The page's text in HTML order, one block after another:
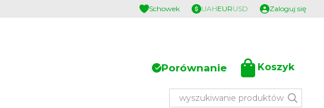
Schowek UAHEURUSD Zaloguj się
Porównanie Koszyk